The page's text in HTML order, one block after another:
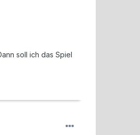
soll ich das Spiel